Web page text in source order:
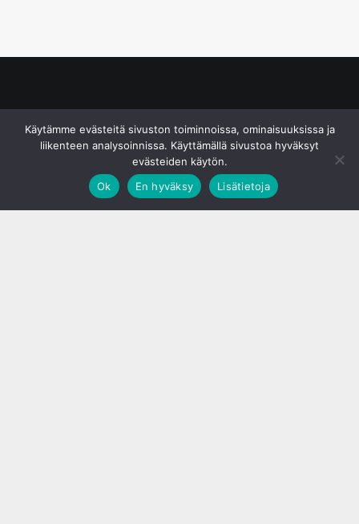
Käytämme evästeitä sivuston toiminnoissa, ominaisuuksissa ja
liikenteen analysoinnissa. Käyttämällä sivustoa hyväksyt
evästeiden käytön.
Ok
En hyväksy Lisätietoja